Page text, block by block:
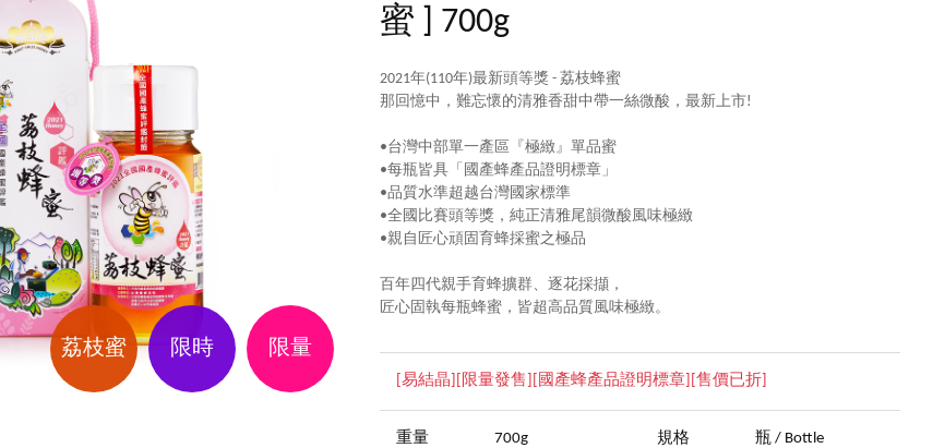
限量
限時
荔枝蜜
蜜 ] 700g
2021年(110年)最新頭等獎 - 荔枝蜂蜜
那回憶中，難忘懷的清雅香甜中帶一絲微酸，最新上市!
•台灣中部單一產區『極緻』單品蜜
•每瓶皆具「國產蜂產品證明標章」
•品質水準超越台灣國家標準
•全國比賽頭等獎，純正清雅尾韻微酸風味極緻
•親自匠心頑固育蜂採蜜之極品
百年四代親手育蜂擴群、逐花採擷，
匠心固執每瓶蜂蜜，皆超高品質風味極緻。
[易結晶][限量發售][國產蜂產品證明標章][售價已折]
重量 700g 規格 瓶 / Bottle